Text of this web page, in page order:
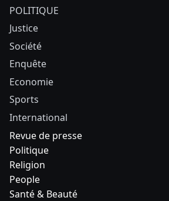
POLITIQUE
Justice
Société
Enquête
Economie
Sports
International
Revue de presse
Politique
Religion
People
Santé & Beauté